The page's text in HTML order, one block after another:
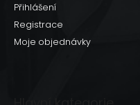
Přihlášení
Registrace
Moje objednávky